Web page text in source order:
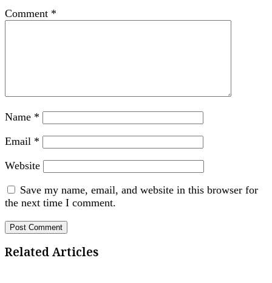
Comment *
Name *
Email *
Website
Save my name, email, and website in this browser for
the next time I comment.
Related Articles